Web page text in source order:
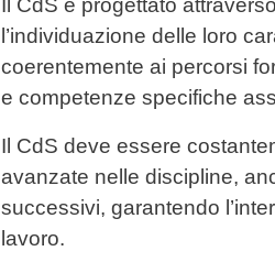
Il CdS è progettato
l’individuazione delle loro
coerentemente ai percorsi
e competenze specifiche
Il CdS deve essere
avanzate nelle discipline,
successivi, garantendo
lavoro.